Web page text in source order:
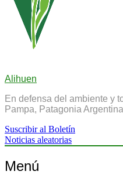
Alihuen
En defensa del ambiente y
Pampa, Patagonia Argentina
Suscribir al Boletín
Noticias aleatorias
Menú